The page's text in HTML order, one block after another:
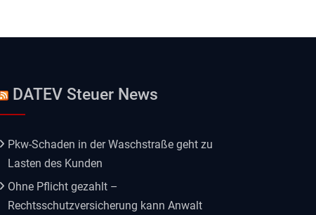
DATEV Steuer News
Pkw-Schaden in der Waschstraße geht zu
Lasten des Kunden
Ohne Pflicht gezahlt –
Rechtsschutzversicherung kann Anwalt